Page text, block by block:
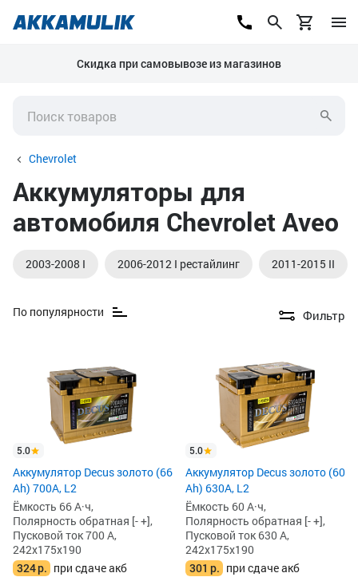
Скидка при самовывозе из магазинов
Chevrolet
Аккумуляторы для
автомобиля Chevrolet Aveo
2003-2008 I 2006-2012 I рестайлинг 2011-2015 II
По популярности Фильтр
5.0
Аккумулятор Decus золото (66
Ah) 700A, L2
Ёмкость 66 А·ч,
Полярность обратная [- +],
Пусковой ток 700 А,
242x175x190
324р. при сдаче акб
5.0
Аккумулятор Decus золото (60
Ah) 630A, L2
Ёмкость 60 А·ч,
Полярность обратная [- +],
Пусковой ток 630 А,
242x175x190
301 р. при сдаче акб